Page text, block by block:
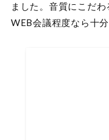
ました。音質にこだ
WEB会議程度なら十